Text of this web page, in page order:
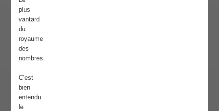
plus
vantard
du
royaume
des
nombres
C’est
bien
entendu
le